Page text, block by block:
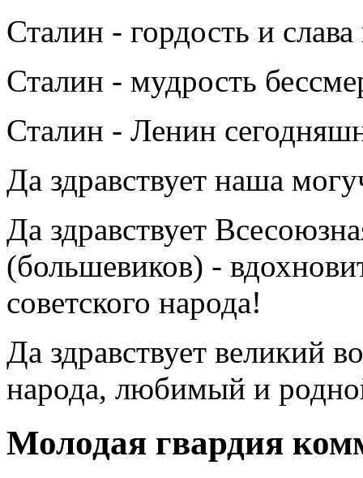
Сталин - гордость и
Сталин - мудрость
Сталин - Ленин
Да здравствует наша
Да здравствует
(большевиков) -
советского народа!
Да здравствует великий
народа, любимый и
Молодая гвардия